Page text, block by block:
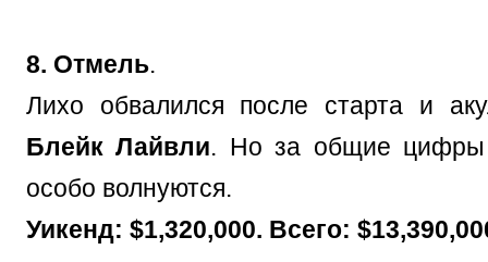
8. Отмель.
Лихо обвалился после старта и
Блейк Лайвли. Но за общие цифры
особо волнуются.
Уикенд: $1,320,000. Всего: